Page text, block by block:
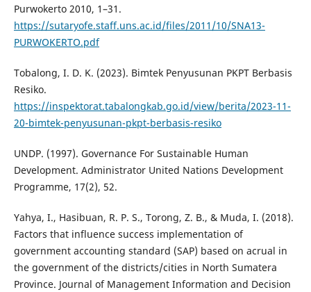
Purwokerto 2010, 1–31.
https://sutaryofe.staff.uns.ac.id/files/2011/10/SNA13-
PURWOKERTO.pdf
Tobalong, I. D. K. (2023). Bimtek Penyusunan PKPT Berbasis
Resiko.
https://inspektorat.tabalongkab.go.id/view/berita/2023-11-
20-bimtek-penyusunan-pkpt-berbasis-resiko
UNDP. (1997). Governance For Sustainable Human
Development. Administrator United Nations Development
Programme, 17(2), 52.
Yahya, I., Hasibuan, R. P. S., Torong, Z. B., & Muda, I. (2018).
Factors that influence success implementation of
government accounting standard (SAP) based on acrual in
the government of the districts/cities in North Sumatera
Province. Journal of Management Information and Decision